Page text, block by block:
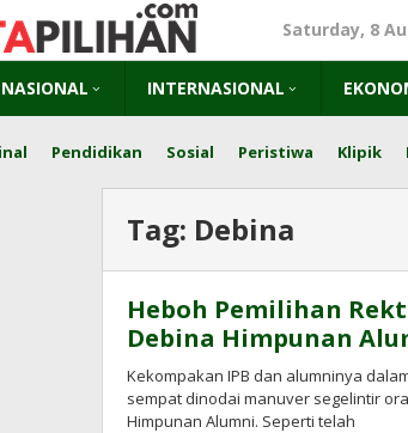
Saturday, 8
NASIONAL INTERNASIONAL
Pendidikan Sosial Peristiwa Klipik
Tag: Debina
Heboh Pemilihan
Debina Himpunan
Kekompakan IPB dan alumninya
sempat dinodai manuver segelintir
Himpunan Alumni. Seperti telah